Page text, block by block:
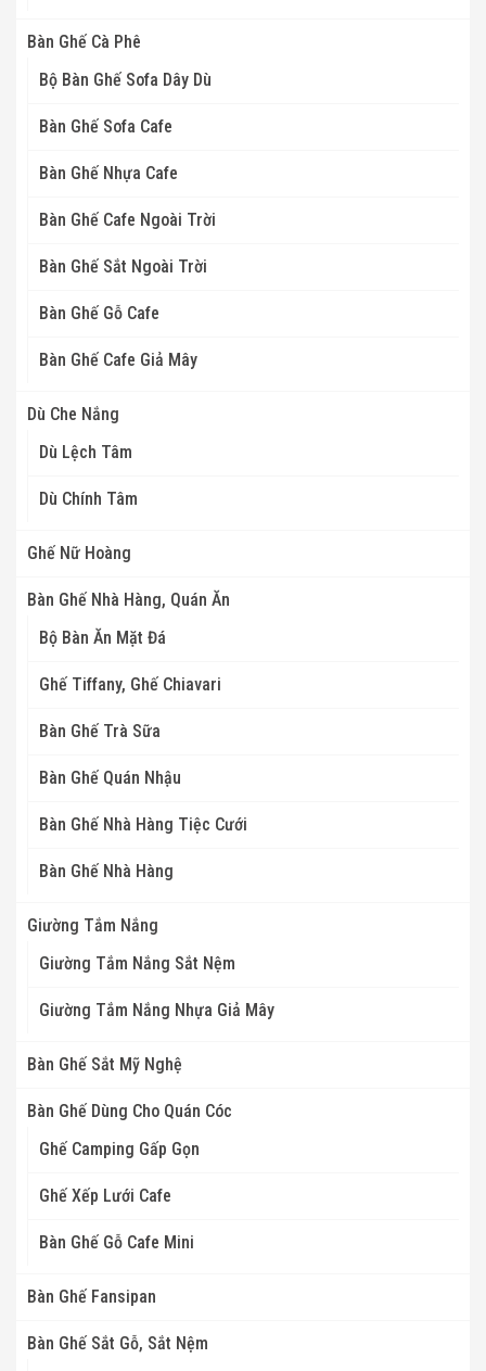
Bàn Ghế Cà Phê
Bộ Bàn Ghế Sofa Dây Dù
Bàn Ghế Sofa Cafe
Bàn Ghế Nhựa Cafe
Bàn Ghế Cafe Ngoài Trời
Bàn Ghế Sắt Ngoài Trời
Bàn Ghế Gỗ Cafe
Bàn Ghế Cafe Giả Mây
Dù Che Nắng
Dù Lệch Tâm
Dù Chính Tâm
Ghế Nữ Hoàng
Bàn Ghế Nhà Hàng, Quán Ăn
Bộ Bàn Ăn Mặt Đá
Ghế Tiffany, Ghế Chiavari
Bàn Ghế Trà Sữa
Bàn Ghế Quán Nhậu
Bàn Ghế Nhà Hàng Tiệc Cưới
Bàn Ghế Nhà Hàng
Giường Tắm Nắng
Giường Tắm Nắng Sắt Nệm
Giường Tắm Nắng Nhựa Giả Mây
Bàn Ghế Sắt Mỹ Nghệ
Bàn Ghế Dùng Cho Quán Cóc
Ghế Camping Gấp Gọn
Ghế Xếp Lưới Cafe
Bàn Ghế Gỗ Cafe Mini
Bàn Ghế Fansipan
Bàn Ghế Sắt Gỗ, Sắt Nệm